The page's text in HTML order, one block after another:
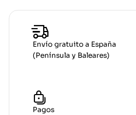
Envío gratuito a España
(Península y Baleares)
Pagos